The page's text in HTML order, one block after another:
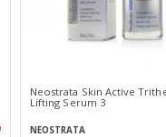
Neostrata Skin Active
Lifting Serum 3
NEOSTRATA